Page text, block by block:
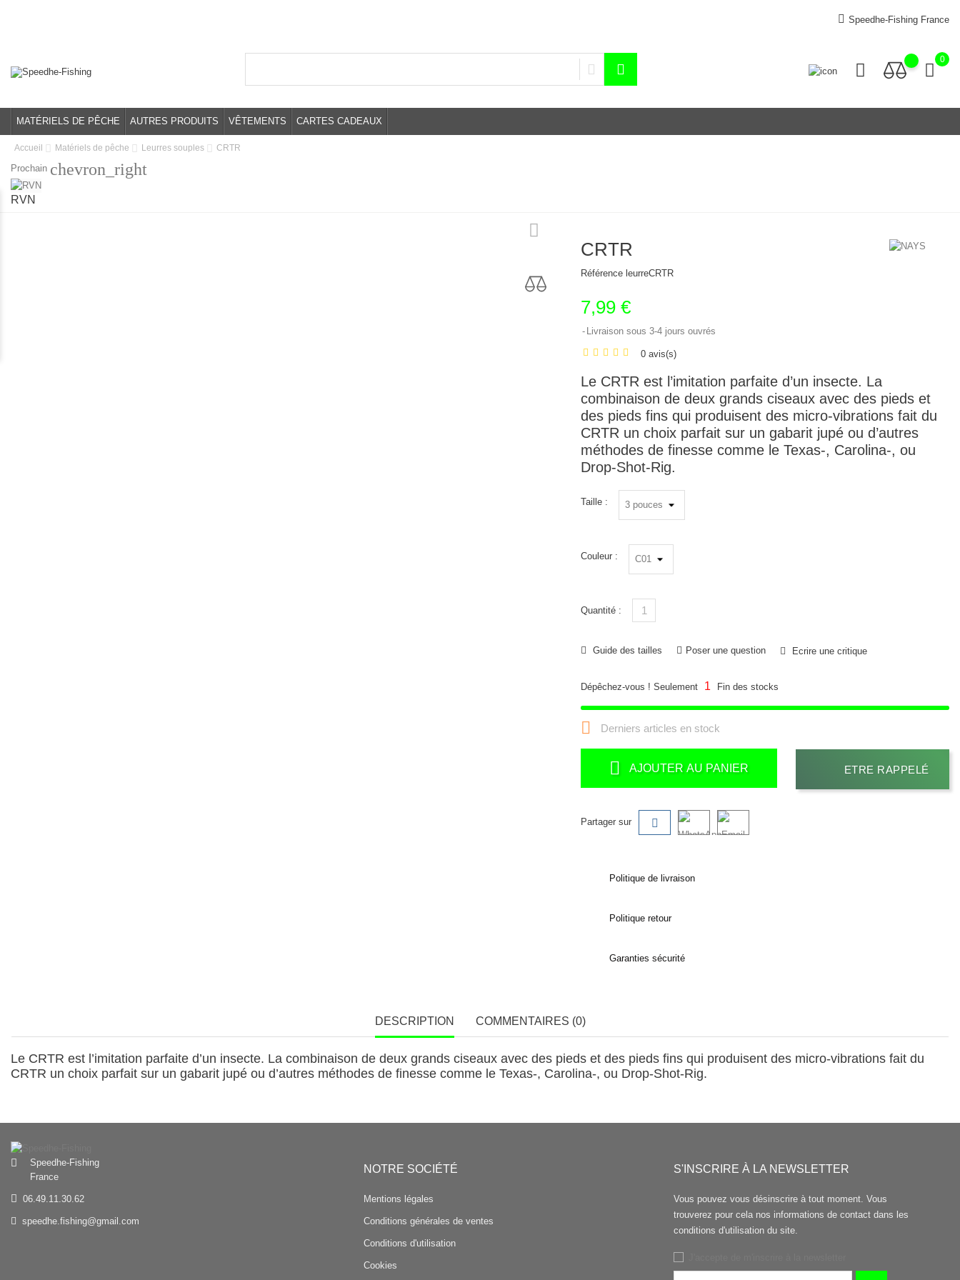
Speedhe-Fishing France
0
MATÉRIELS DE PÊCHE AUTRES PRODUITS VÊTEMENTS CARTES CADEAUX
Accueil Matériels de pêche Leurres souples CRTR
Prochain chevron_right
RVN
CRTR
Référence leurreCRTR
7,99 €
Livraison sous 3-4 jours ouvrés
0 avis(s)
Le CRTR est l’imitation parfaite d’un insecte. La
combinaison de deux grands ciseaux avec des pieds et
des pieds fins qui produisent des micro-vibrations fait du
CRTR un choix parfait sur un gabarit jupé ou d’autres
méthodes de finesse comme le Texas-, Carolina-, ou
Drop-Shot-Rig.
Taille :
Couleur :
Quantité :
Guide des tailles Poser une question Ecrire une critique
Dépêchez-vous ! Seulement 1 Fin des stocks
 Derniers articles en stock
AJOUTER AU PANIER ETRE RAPPELÉ
Partager sur
Politique de livraison
Politique retour
Garanties sécurité
DESCRIPTION COMMENTAIRES (0)
Le CRTR est l’imitation parfaite d’un insecte. La combinaison de deux grands ciseaux avec des pieds et des pieds fins qui produisent des micro-vibrations fait du
CRTR un choix parfait sur un gabarit jupé ou d’autres méthodes de finesse comme le Texas-, Carolina-, ou Drop-Shot-Rig.
Speedhe-Fishing
France
06.49.11.30.62
speedhe.fishing@gmail.com
NOTRE SOCIÉTÉ
Mentions légales
Conditions générales de ventes
Conditions d'utilisation
Cookies
S'INSCRIRE À LA NEWSLETTER
Vous pouvez vous désinscrire à tout moment. Vous
trouverez pour cela nos informations de contact dans les
conditions d'utilisation du site.